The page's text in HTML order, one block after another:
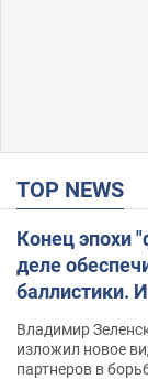
TOP NEWS
Конец эпохи
деле
баллистики.
Владимир
изложил новое
партнеров в